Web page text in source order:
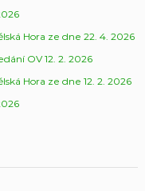
Hora ze dne 22. 4. 2026
OV 12. 2. 2026
Hora ze dne 12. 2. 2026